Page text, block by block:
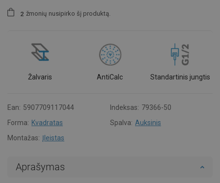
2 žmonių nusipirko šį produktą.
Žalvaris AntiCalc Standartinis jungtis
Ean: 5907709117044 Indeksas: 79366-50
Forma: Kvadratas Spalva: Auksinis
Montažas: Įleistas
Aprašymas